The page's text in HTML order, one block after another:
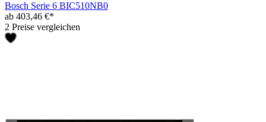
Bosch Serie 6 BIC510NB0
ab 403,46 €*
2 Preise vergleichen